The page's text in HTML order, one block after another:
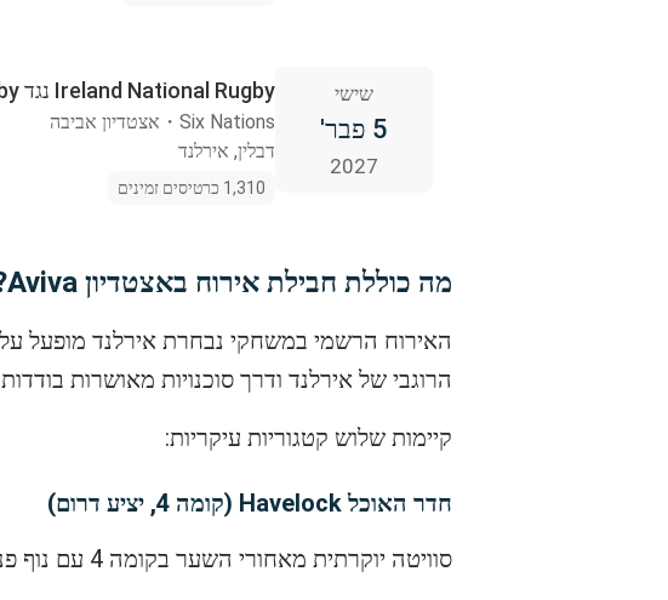
שישי
5 פבר'
2027
Ireland National Rugby נגד England National Rugby
Six Nations
・ אצטדיון אביבה
דבלין, אירלנד
1,310 כרטיסים זמינים
מה כוללת חבילת אירוח באצטדיון Aviva?
הרוגבי של אירלנד ודרך סוכנויות מאושרות
קיימות שלוש קטגוריות עיקריות:
חדר האוכל Havelock (קומה 4, יציע דרום)
סוויטה יוקרתית מאחורי השער בקומה 4 עם נוף פנורמי למגרש.